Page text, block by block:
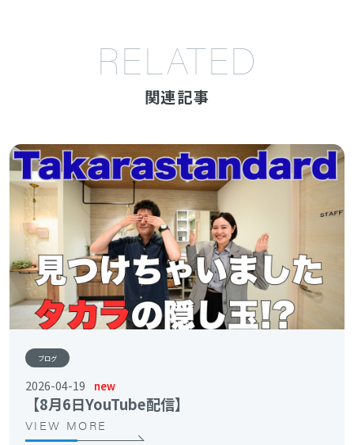
RELATED
関連記事
ブログ
2026-04-19 new
【8月6日YouTube配信】
VIEW MORE